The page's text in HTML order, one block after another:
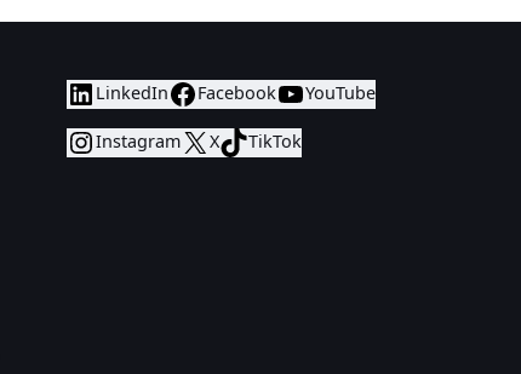
LinkedIn Facebook YouTube
Instagram X TikTok